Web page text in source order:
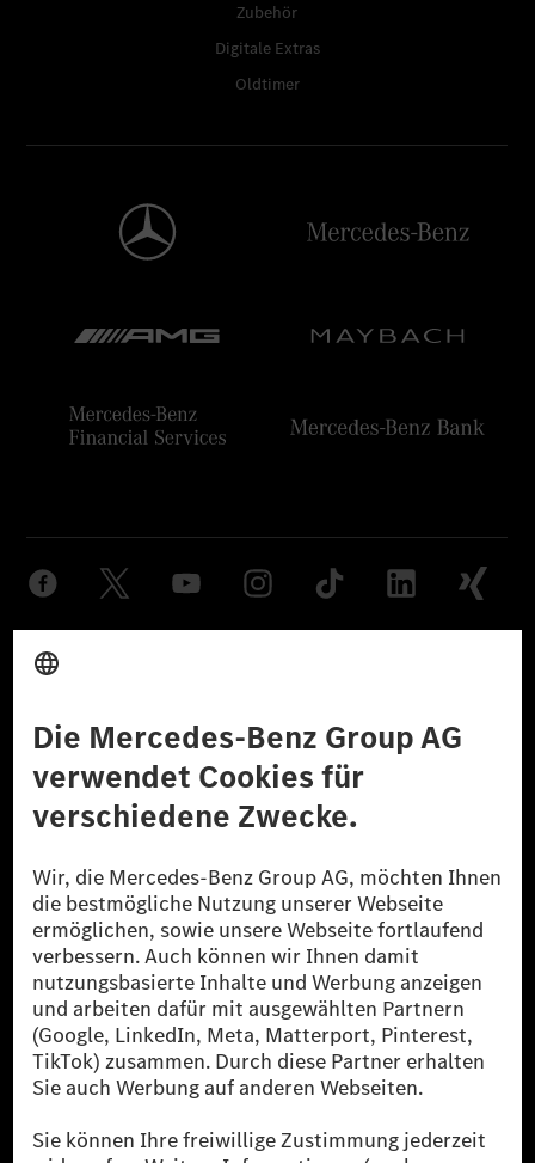
Zubehör
Digitale Extras
Oldtimer
© 2026 Mercedes-Benz Group AG. Alle Rechte vorbehalten.
reduzierte CO₂-Emissionen bei der Mercedes-Benz Group durch
zertifizierte Ausgleichsprojekte kompensiert werden.
[2] Renewable Charging ist ein integraler Bestandteil von MB.CHARGE
Public in Europa, den USA, Kanada und China. Sofern an der jeweiligen
Ladestation noch kein Strom aus erneuerbaren Energien vorliegt,
verwendet Renewable Charging Grünstromzertifikate*. Diese stellen
sicher, dass für Ladevorgänge über MB.CHARGE Public eine äquivalente
Strommenge aus erneuerbaren Energien ins Stromnetz eingespeist wird.
Sie stammen ausschließlich aus Wind- und Solarkraftanlagen, die jünger
als sechs Jahre sind.
* Inkl. EKOenergy Ökolabel
* Die angegebenen Werte wurden nach dem vorgeschriebenen
Messverfahren WLTP (Worldwide harmonised Light vehicles Test